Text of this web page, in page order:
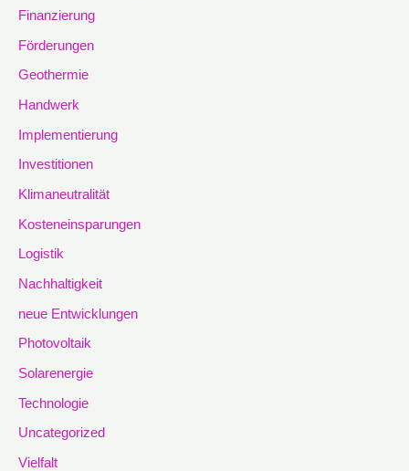
Finanzierung
Förderungen
Geothermie
Handwerk
Implementierung
Investitionen
Klimaneutralität
Kosteneinsparungen
Logistik
Nachhaltigkeit
neue Entwicklungen
Photovoltaik
Solarenergie
Technologie
Uncategorized
Vielfalt